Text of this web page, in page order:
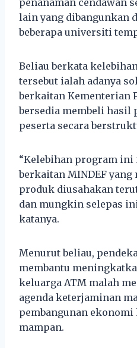
lain yang dibangunkan
beberapa universiti
Beliau berkata
tersebut ialah adanya
berkaitan Kementerian
bersedia membeli hasil
peserta secara
“Kelebihan program ini
berkaitan MINDEF yang
produk diusahakan
dan mungkin selepas
katanya.
Menurut beliau,
membantu
keluarga ATM malah
agenda keterjaminan
pembangunan
mampan.